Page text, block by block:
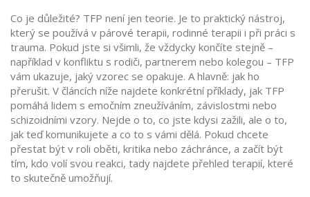
Co je důležité? TFP není jen teorie. Je to praktický nástroj,
který se používá v párové terapii, rodinné terapii i při práci s
trauma. Pokud jste si všimli, že vždycky končíte stejně –
například v konfliktu s rodiči, partnerem nebo kolegou – TFP
vám ukazuje, jaký vzorec se opakuje. A hlavně: jak ho
přerušit. V článcích níže najdete konkrétní příklady, jak TFP
pomáhá lidem s emočním zneužíváním, závislostmi nebo
schizoidními vzory. Nejde o to, co jste kdysi zažili, ale o to,
jak teď komunikujete a co to s vámi dělá. Pokud chcete
přestat být v roli oběti, kritika nebo záchránce, a začít být
tím, kdo volí svou reakci, tady najdete přehled terapií, které
to skutečně umožňují.